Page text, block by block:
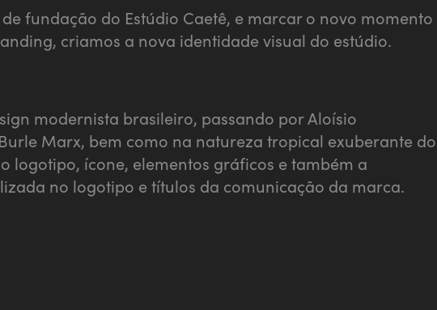
fundação do Estúdio Caetê, e marcar o novo momento
criamos a nova identidade visual do estúdio.
modernista brasileiro, passando por Aloísio
Marx, bem como na natureza tropical exuberante do
logotipo, ícone, elementos gráficos e também a
no logotipo e títulos da comunicação da marca.